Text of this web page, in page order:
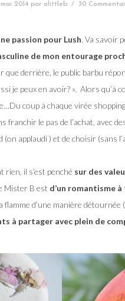
2014 par alittleb / 30
passion pour Lush. Va savoir
de mon entourage
que derrière, le public barbu
je peux en avoir? ». Alors qu’à
coup à chaque virée
franchir le pas de l’achat, avec
applaudi ) et de choisir (sans
rien, il s’est penché sur des
Mister B est d’un romantisme
d’une manière détournée
à partager avec plein de